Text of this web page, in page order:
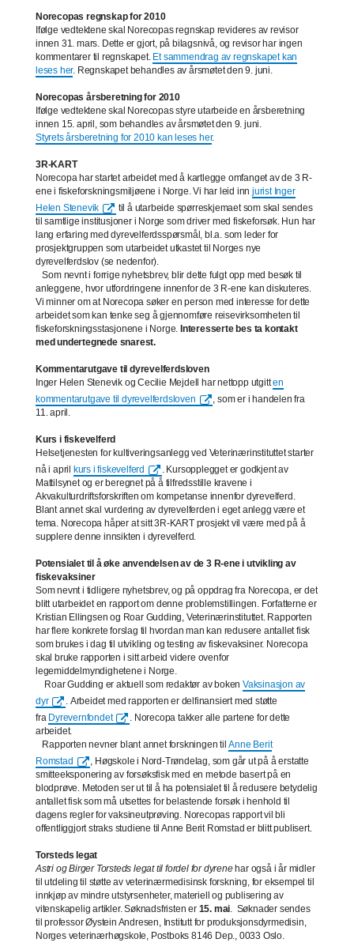
Norecopas regnskap for 2010
Ifølge vedtektene skal Norecopas regnskap revideres av revisor
innen 31. mars. Dette er gjort, på bilagsnivå, og revisor har ingen
kommentarer til regnskapet. Et sammendrag av regnskapet kan
leses her. Regnskapet behandles av årsmøtet den 9. juni.
Norecopas årsberetning for 2010
Ifølge vedtektene skal Norecopas styre utarbeide en årsberetning
innen 15. april, som behandles av årsmøtet den 9. juni.
Styrets årsberetning for 2010 kan leses her.
3R-KART
Norecopa har startet arbeidet med å kartlegge omfanget av de 3 R-
ene i fiskeforskningsmiljøene i Norge. Vi har leid innjurist Inger
Helen Stenevik
til å utarbeide spørreskjemaet som skal sendes
til samtlige institusjoner i Norge som driver med fiskeforsøk. Hun har
lang erfaring med dyrevelferdsspørsmål, bl.a. som leder for
prosjektgruppen som utarbeidet utkastet til Norges nye
dyrevelferdslov (se nedenfor).
Som nevnt i forrige nyhetsbrev, blir dette fulgt opp med besøk til
anleggene, hvor utfordringene innenfor de 3 R-ene kan diskuteres.
Vi minner om at Norecopa søker en person med interesse for dette
arbeidet som kan tenke seg å gjennomføre reisevirksomheten til
fiskeforskningsstasjonene i Norge. Interesserte bes ta kontakt
med undertegnede snarest.
Kommentarutgave til dyrevelferdsloven
Inger Helen Stenevik og Cecilie Mejdell har nettopp utgitten
kommentarutgave til dyrevelferdsloven
, som er i handelen fra
11. april.
Kurs i fiskevelferd
Helsetjenesten for kultiveringsanlegg ved Veterinærinstituttet starter
nå i april kurs i fiskevelferd
. Kursopplegget er godkjent av
Mattilsynet og er beregnet på å tilfredsstille kravene i
Akvakulturdriftsforskriften om kompetanse innenfor dyrevelferd.
Blant annet skal vurdering av dyrevelferden i eget anlegg være et
tema. Norecopa håper at sitt 3R-KART prosjekt vil være med på å
supplere denne innsikten i dyrevelferd.
Potensialet til å øke anvendelsen av de 3 R-ene i utvikling av
fiskevaksiner
Som nevnt i tidligere nyhetsbrev, og på oppdrag fra Norecopa, er det
blitt utarbeidet en rapport om denne problemstillingen. Forfatterne er
Kristian Ellingsen og Roar Gudding, Veterinærinstituttet. Rapporten
har flere konkrete forslag til hvordan man kan redusere antallet fisk
som brukes i dag til utvikling og testing av fiskevaksiner. Norecopa
skal bruke rapporten i sitt arbeid videre ovenfor
legemiddelmyndighetene i Norge.
Roar Gudding er aktuell som redaktør av bokenVaksinasjon av
dyr
. Arbeidet med rapporten er delfinansiert med støtte
fra Dyrevernfondet
. Norecopa takker alle partene for dette
arbeidet.
Rapporten nevner blant annet forskningen tilAnne Berit
Romstad
, Høgskole i Nord-Trøndelag, som går ut på å erstatte
smitteeksponering av forsøksfisk med en metode basert på en
blodprøve. Metoden ser ut til å ha potensialet til å redusere betydelig
antallet fisk som må utsettes for belastende forsøk i henhold til
dagens regler for vaksineutprøving. Norecopas rapport vil bli
offentliggjort straks studiene til Anne Berit Romstad er blitt publisert.
Torsteds legat
Astri og Birger Torsteds legat til fordel for dyrenehar også i år midler
til utdeling til støtte av veterinærmedisinsk forskning, for eksempel til
innkjøp av mindre utstyrsenheter, materiell og publisering av
vitenskapelig artikler. Søknadsfristen er 15. mai. Søknader sendes
til professor Øystein Andresen, Institutt for produksjonsdyrmedisin,
Norges veterinærhøgskole, Postboks 8146 Dep., 0033 Oslo.